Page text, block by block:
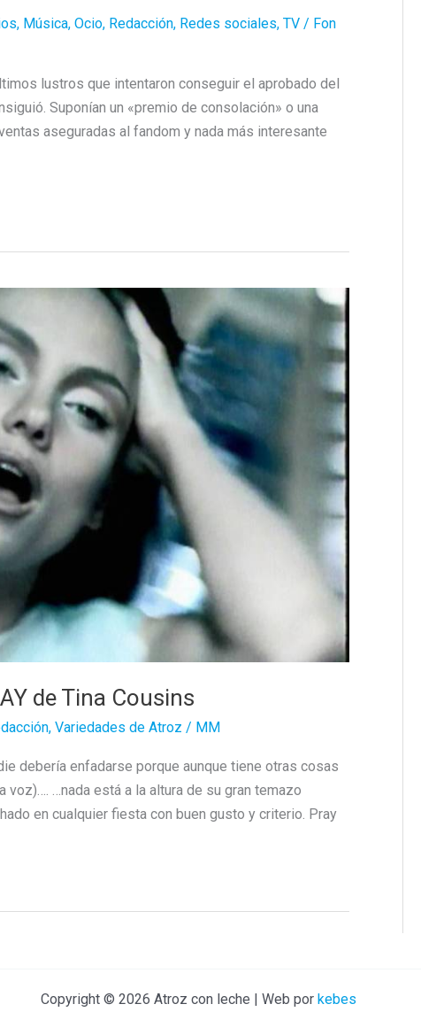
, Música, Ocio, Redacción, Redes sociales, TV / Fon
lustros que intentaron conseguir el aprobado del
Suponían un «premio de consolación» o una
aseguradas al fandom y nada más interesante
de Tina Cousins
, Variedades de Atroz / MM
debería enfadarse porque aunque tiene otras cosas
…nada está a la altura de su gran temazo
en cualquier fiesta con buen gusto y criterio. Pray
Copyright © 2026 Atroz con leche | Web por kebes